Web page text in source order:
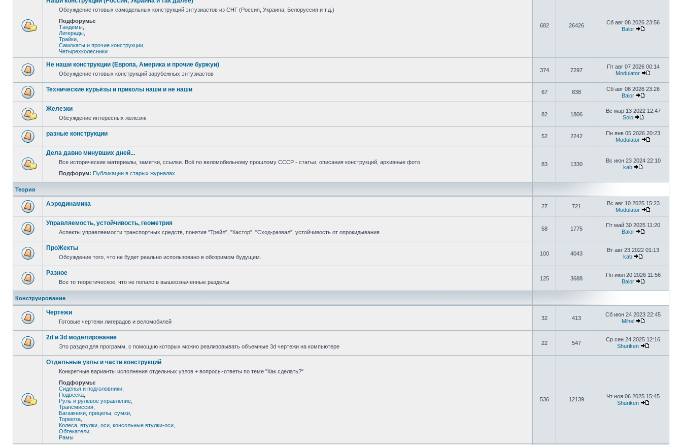
Обсуждение готовых самодельных конструкций энтузиастов из СНГ (Россия, Украина, Белоруссия и т.д.)
Подфорумы:
Тандемы
Лигерады
Трайки
Самокаты и прочие конструкции
Четырехколесники
682 26426
Сб авг 08 2026 23:56
Balor
Не наши конструкции (Европа, Америка и прочие буржуи)
Обсуждение готовых конструкций зарубежных энтузиастов
374 7297
Пт авг 07 2026 00:14
Modulator
Технические курьёзы и приколы наши и не наши 67 838
Сб авг 08 2026 23:26
Balor
Железки
Обсуждение интересных железяк
82 1806
Вс мар 13 2022 12:47
Solo
разные конструкции 52 2242
Пн янв 05 2026 20:23
Modulator
Дела давно минувших дней...
Все исторические материалы, заметки, ссылки. Всё по веломобильному прошлому СССР - статьи, описания конструкций, архивные фото.
Подфорум: Публикации в старых журналах
83 1330
Вс июн 23 2024 22:10
kab
Теория
Аэродинамика 27 721
Вс авг 10 2025 15:23
Modulator
Управляемость, устойчивость, геометрия
Аспекты управляемости транспортных средств, понятия "Трейл", "Кастор", "Сход-развал", устойчивость от опрокидывания
58 1775
Пт май 30 2025 11:20
Balor
ПроЖекты
Обсуждение того, что не будет реально использовано в обозримом будущем.
100 4043
Вт авг 23 2022 01:13
kab
Разное
Все то теоретическое, что не попало в вышеозначенные разделы
125 3688
Пн июл 20 2026 11:56
Balor
Конструирование
Чертежи
Готовые чертежи лигерадов и веломобилей
32 413
Сб июн 24 2023 22:45
Mihel
2d и 3d моделирование
Это раздел для программ, с помощью которых можно реализовывать объемные 3d чертежи на компьютере
22 547
Ср сен 24 2025 12:16
Shuriken
Отдельные узлы и части конструкций
Конкретные варианты исполнения отдельных узлов + вопросы-ответы по теме "Как сделать?"
Подфорумы:
Сиденья и подголовники
Подвеска
Руль и рулевое управление
Трансмиссия
Багажники, прицепы, сумки
Тормоза
Колеса, втулки, оси, консольные втулки-оси
Обтекатели
Рамы
536 12139
Чт ноя 06 2025 15:45
Shuriken